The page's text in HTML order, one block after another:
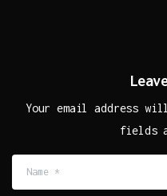
Your email address
fields